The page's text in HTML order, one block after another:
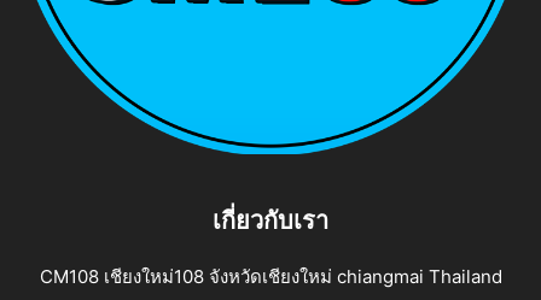
เกี่ยวกับเรา
CM108 เชียงใหม่108 จังหวัดเชียงใหม่ chiangmai Thailand